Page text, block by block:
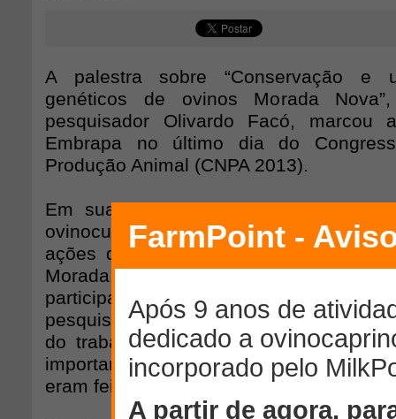
A palestra sobre “Conservação e
genéticos de ovinos Morada
pesquisador Olivardo Facó, marcou
Embrapa no último dia do
Produção Animal (CNPA 2013).
Em sua apresentação, Facó falou
ovinocultura no Nordeste e fez uma
ações do Programa de Melhoramento
Morada Nova, que vem sendo
participativa com os produtores
pesquisador falou dos vários desafios
do trabalho, como o pequeno
importantes na rotina de manejo dos
eram feitos.